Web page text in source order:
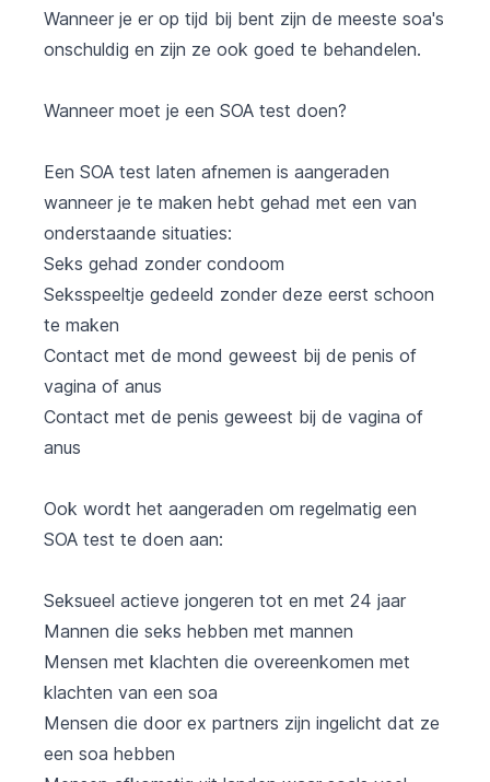
Wanneer je er op tijd bij bent zijn de meeste soa's
onschuldig en zijn ze ook goed te behandelen.
Wanneer moet je een SOA test doen?
Een SOA test laten afnemen is aangeraden
wanneer je te maken hebt gehad met een van
onderstaande situaties:
Seks gehad zonder condoom
Seksspeeltje gedeeld zonder deze eerst schoon
te maken
Contact met de mond geweest bij de penis of
vagina of anus
Contact met de penis geweest bij de vagina of
anus
Ook wordt het aangeraden om regelmatig een
SOA test te doen aan:
Seksueel actieve jongeren tot en met 24 jaar
Mannen die seks hebben met mannen
Mensen met klachten die overeenkomen met
klachten van een soa
Mensen die door ex partners zijn ingelicht dat ze
een soa hebben